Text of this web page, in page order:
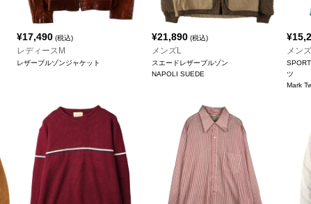
¥17,490 (税込)
レディースM
レザーブルゾンジャケット
¥21,890 (税込)
メンズL
スエードレザーブルゾン
NAPOLI SUEDE
¥
メン
ツ
Mark